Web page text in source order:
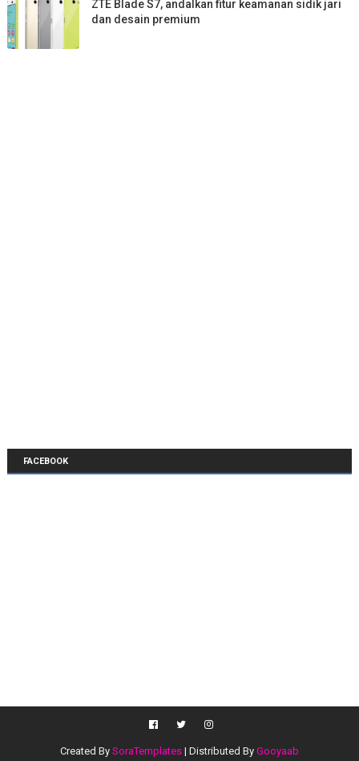
ZTE Blade S7, andalkan fitur keamanan sidik jari
dan desain premium
FACEBOOK
Created By SoraTemplates| Distributed By Gooyaab